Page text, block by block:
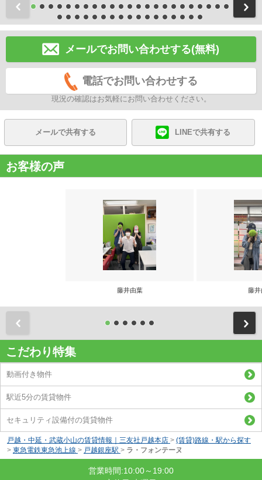
前
メールでお問い合わせする(無料)
電話でお問い合わせする
現況の確認はお気軽にお問い合わせください。
メールで共有する LINEで共有する
お客様の声
藤井由葉 藤井
こだわり特集
動画付き物件
駅近5分の賃貸物件
セキュリティ設備付の賃貸物件
戸越・中延・武蔵小山の賃貸情報｜三友社戸越本店 > (賃貸)路線・駅から探す
> 東急電鉄東急池上線 > 戸越銀座駅 > ラ・フォンテーヌ
営業時間:10:00～19:00